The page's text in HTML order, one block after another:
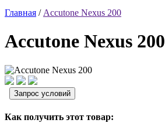
Главная / Accutone Nexus 200
Accutone Nexus 200
Как получить этот товар: